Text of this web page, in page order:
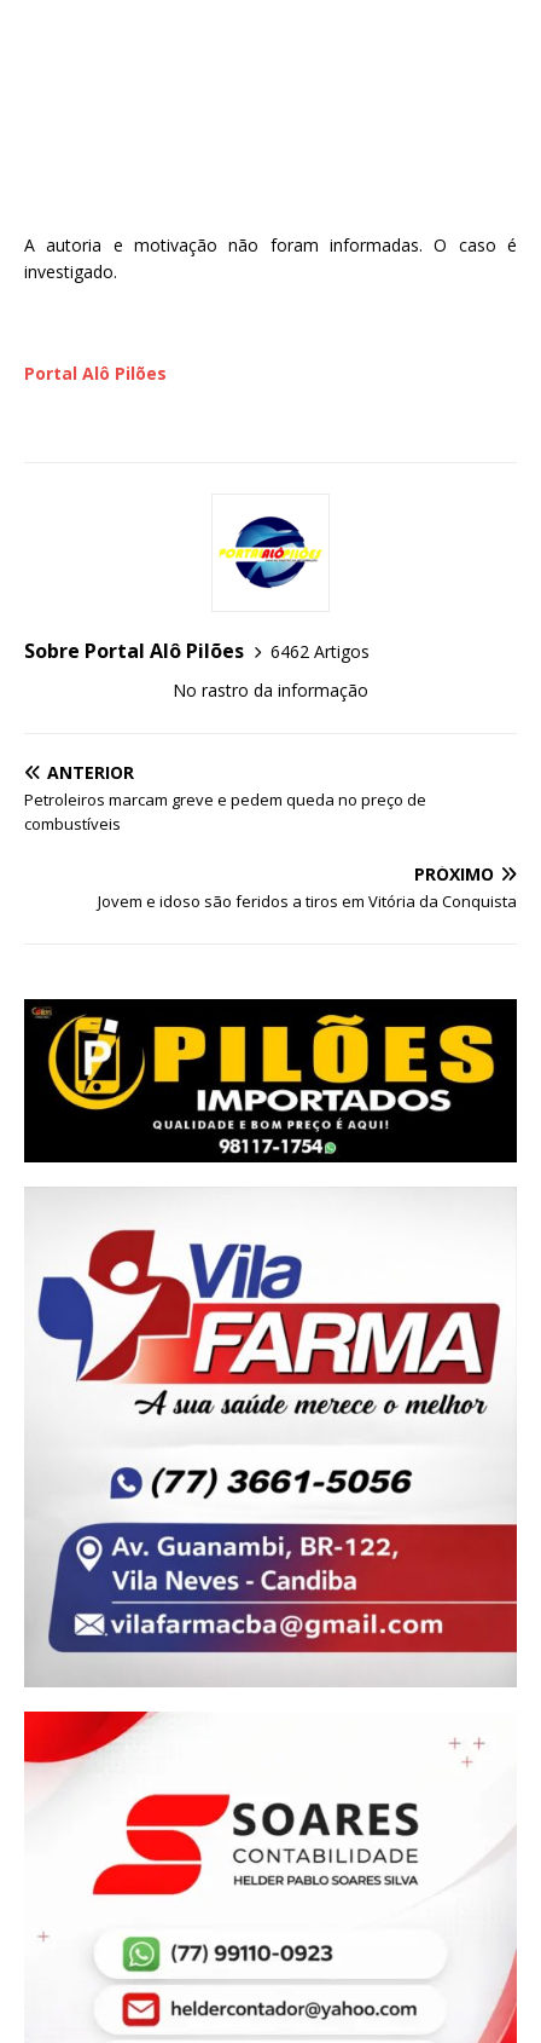
A autoria e motivação não foram informadas. O caso é
investigado.
Portal Alô Pilões
Sobre Portal Alô Pilões
6462 Artigos
No rastro da informação
ANTERIOR
Petroleiros marcam greve e pedem queda no preço de
combustíveis
PRÓXIMO
Jovem e idoso são feridos a tiros em Vitória da Conquista